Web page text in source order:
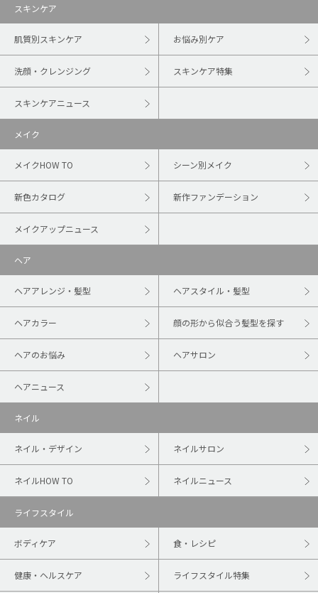
スキンケア
肌質別スキンケア お悩み別ケア
洗顔・クレンジング スキンケア特集
スキンケアニュース
メイク
メイクHOW TO シーン別メイク
新色カタログ 新作ファンデーション
メイクアップニュース
ヘア
ヘアアレンジ・髪型 ヘアスタイル・髪型
ヘアカラー 顔の形から似合う髪型を探す
ヘアのお悩み ヘアサロン
ヘアニュース
ネイル
ネイル・デザイン ネイルサロン
ネイルHOW TO ネイルニュース
ライフスタイル
ボディケア 食・レシピ
健康・ヘルスケア ライフスタイル特集